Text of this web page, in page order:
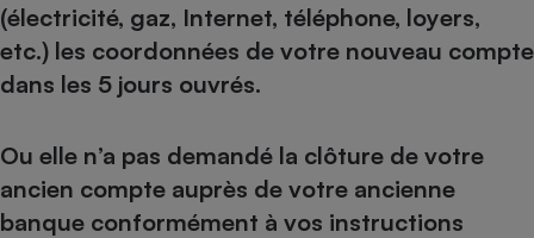
(électricité, gaz, Internet, téléphone, loyers,
etc.) les coordonnées de votre nouveau compte
dans les 5 jours ouvrés.
Ou elle n’a pas demandé la clôture de votre
ancien compte auprès de votre ancienne
banque conformément à vos instructions
Lave-linge
Matelas
Antimoustique